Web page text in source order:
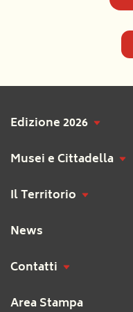
Edizione 2026
Musei e Cittadella
Il Territorio
News
Contatti
Area Stampa